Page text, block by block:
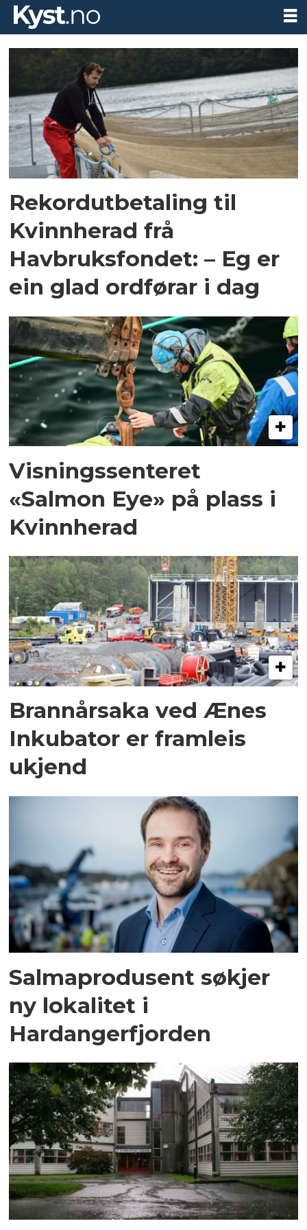
Tag:
kvinnherad
kommune
Rekordutbetaling til
Kvinnherad frå
Havbruksfondet: – Eg er
ein glad ordførar i dag
Visningssenteret
«Salmon Eye» på plass i
Kvinnherad
Brannårsaka ved Ænes
Inkubator er framleis
ukjend
Salmaprodusent søkjer
ny lokalitet i
Hardangerfjorden